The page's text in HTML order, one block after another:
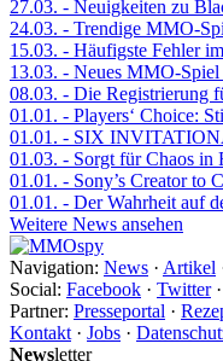
27.03. - Neuigkeiten zu
24.03. - Trendige MMO-
15.03. - Häufigste Fehler
13.03. - Neues MMO-
08.03. - Die Registrierung
01.01. - Players‘ Choice:
01.01. - SIX
01.03. - Sorgt für Chaos in
01.01. - Sony’s Creator to
01.01. - Der Wahrheit auf
Weitere News ansehen
Navigation: News · Artikel
Social: Facebook · Twitter·
Partner: Presseportal ·
Kontakt · Jobs ·
Newsletter